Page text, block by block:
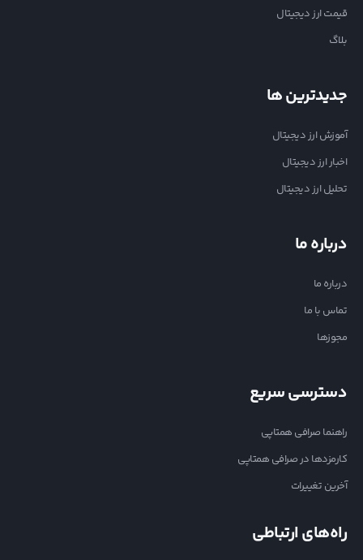
قیمت ارز دیجیتال
بلاگ
جدیدترین ها
آموزش ارز دیجیتال
اخبار ارز دیجیتال
تحلیل ارز دیجیتال
درباره ما
درباره ما
تماس با ما
مجوزها
دسترسی سریع
راهنما صرافی همتاپی
کارمزدها در صرافی همتاپی
آخرین تغییرات
راه‌های ارتباطی